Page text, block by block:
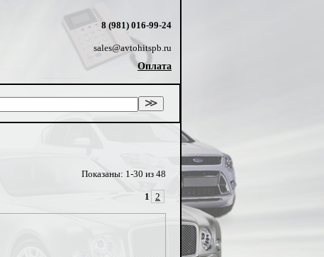
8 (981) 016-99-24
sales@avtohitspb.ru
Оплата
Показаны: 1-30 из 48
1 2